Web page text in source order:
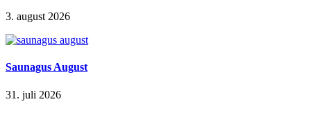
3. august 2026
Saunagus August
31. juli 2026